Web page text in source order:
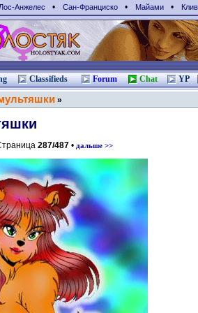
Лос-Анжелес • Сан-Франциcко • Майами •
Classifieds Forum Chat YP
»
287/487 • дальше >>